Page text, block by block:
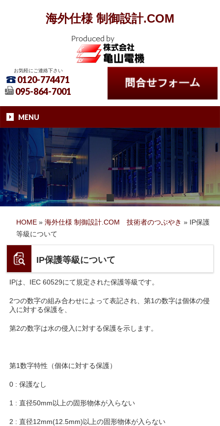
海外仕様 制御設計.COM
お気軽にご連絡下さい
0120-774471
095-864-7001
MENU
HOME »海外仕様 制御設計.COM 技術者のつぶやき » IP保護
等級について
IP保護等級について
IPは、IEC 60529にて規定された保護等級です。
2つの数字の組み合わせによって表記され、第1の数字は個体の侵
入に対する保護を、
第2の数字は水の侵入に対する保護を示します。
第1数字特性（個体に対する保護）
0 : 保護なし
1 : 直径50mm以上の固形物体が入らない
2 : 直径12mm(12.5mm)以上の固形物体が入らない